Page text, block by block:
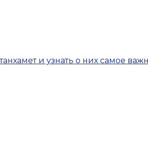
и узнать о них самое